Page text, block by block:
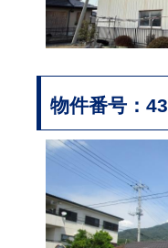
物件番号：43